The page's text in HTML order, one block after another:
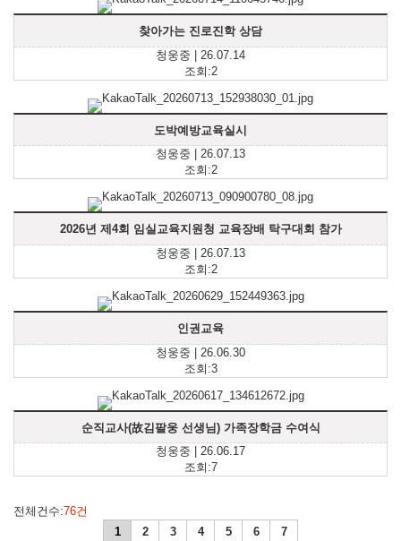
찾아가는 진로진학 상담
청웅중 | 26.07.14
조회:2
도박예방교육실시
청웅중 | 26.07.13
조회:2
2026년 제4회 임실교육지원청 교육장배 탁구대회 참가
청웅중 | 26.07.13
조회:2
인권교육
청웅중 | 26.06.30
조회:3
순직교사(故김팔웅 선생님) 가족장학금 수여식
청웅중 | 26.06.17
조회:7
전체건수:76건
1
2 3 4 5 6 7